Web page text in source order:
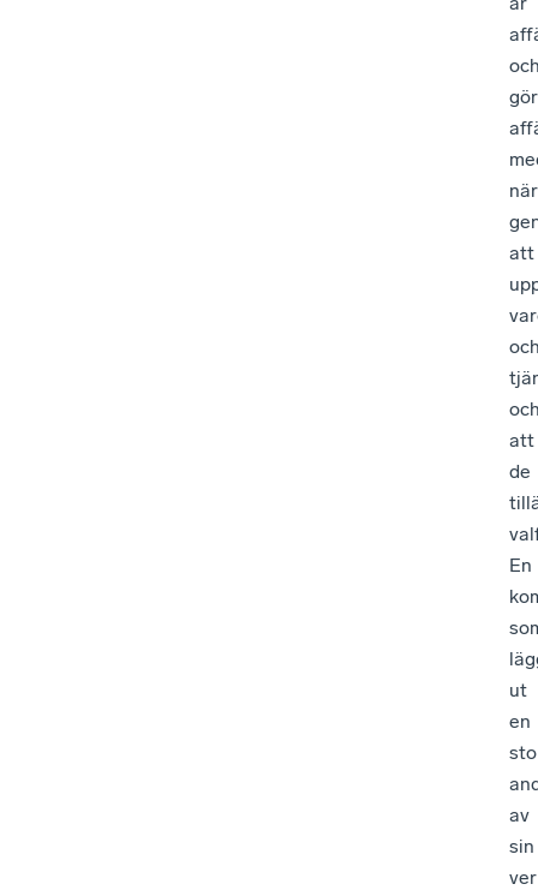
gör
att
att
de
En
ut
en
av
sin